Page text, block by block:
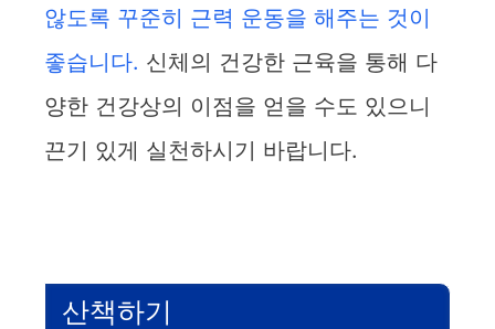
않도록 꾸준히 근력 운동을 해주는 것이
좋습니다. 신체의 건강한 근육을 통해 다
양한 건강상의 이점을 얻을 수도 있으니
끈기 있게 실천하시기 바랍니다.
산책하기